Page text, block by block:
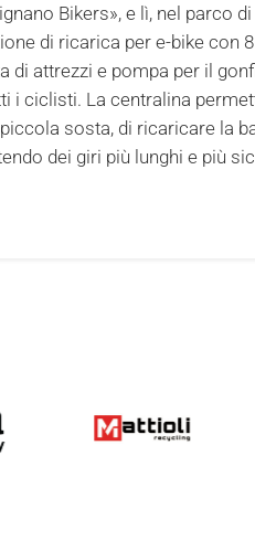
Bikers», e lì, nel parco
di ricarica per e-bike con
di attrezzi e pompa per il
i ciclisti. La centralina
sosta, di ricaricare la
dei giri più lunghi e più